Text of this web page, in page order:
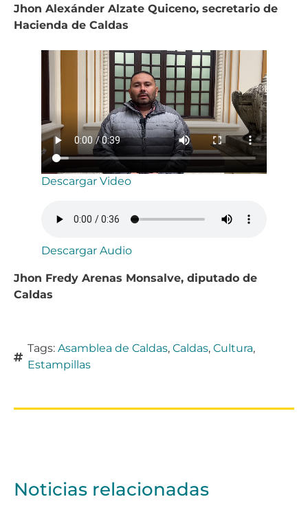
Jhon Alexánder Alzate Quiceno, secretario de
Hacienda de Caldas
Descargar Video
Descargar Audio
Jhon Fredy Arenas Monsalve, diputado de
Caldas
Tags: Asamblea de Caldas, Caldas, Cultura,
Estampillas
Noticias relacionadas